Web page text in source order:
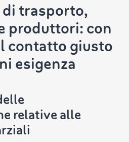
trasporto,
produttori: con
contatto giusto
esigenza
relative alle